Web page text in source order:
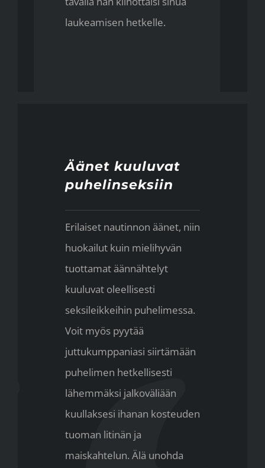
laukeamisen hetkelle.
Äänet kuuluvat
puhelinseksiin
Erilaiset nautinnon äänet, niin
huokailut kuin mielihyvän
tuottamat äännähtelyt
kuuluvat oleellisesti
seksileikkeihin puhelimessa.
Voit myös pyytää
juttukumppaniasi siirtämään
puhelimen hetkellisesti
lähemmäksi jalkoväliään
kuullaksesi ihanan kosteuden
tuoman litinän ja
maiskahtelun. Älä unohda